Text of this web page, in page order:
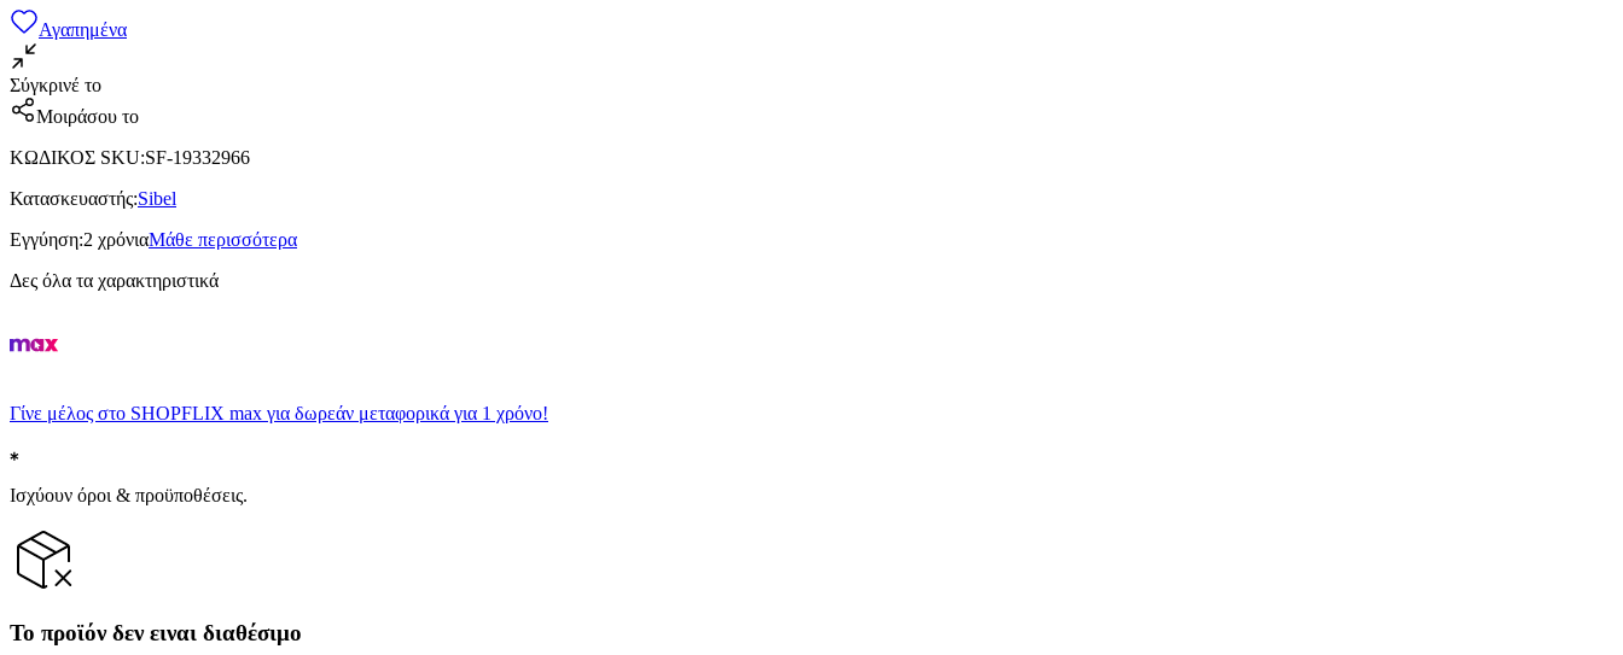
Αγαπημένα
Σύγκρινέ το
Μοιράσου το
ΚΩΔΙΚΟΣ SKU:SF-19332966
Κατασκευαστής:Sibel
Εγγύηση:2 χρόνιαΜάθε περισσότερα
Δες όλα τα χαρακτηριστικά
Γίνε μέλος στο SHOPFLIX max για δωρεάν μεταφορικά για 1 χρόνο!
Ισχύουν όροι & προϋποθέσεις.
Το προϊόν δεν ειναι διαθέσιμο